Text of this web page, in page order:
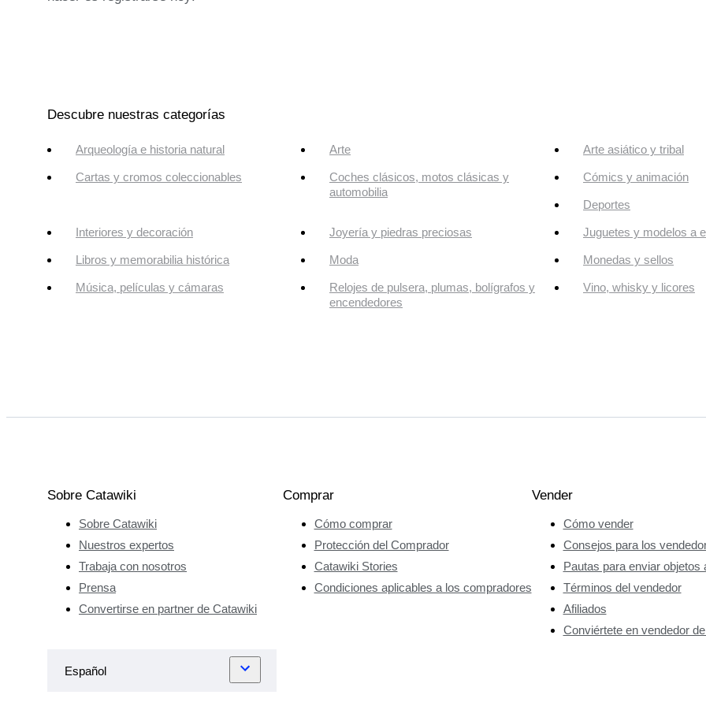
Descubre nuestras categorías
Arqueología e historia natural Arte Arte asiático y tribal
Cartas y cromos coleccionables
Coches clásicos, motos clásicas y
automobilia
Cómics y animación
Deportes
Interiores y decoración Joyería y piedras preciosas Juguetes y modelos a
Libros y memorabilia histórica Moda Monedas y sellos
Música, películas y cámaras
Relojes de pulsera, plumas, bolígrafos y
encendedores
Vino, whisky y licores
Sobre Catawiki
Sobre Catawiki
Nuestros expertos
Trabaja con nosotros
Prensa
Convertirse en partner de Catawiki
Comprar
Cómo comprar
Protección del Comprador
Catawiki Stories
Condiciones aplicables a los compradores
Vender
Cómo vender
Consejos para los
Pautas para enviar objetos
Términos del vendedor
Afiliados
Conviértete en vendedor